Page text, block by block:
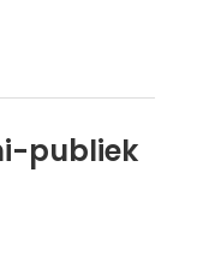
publiek